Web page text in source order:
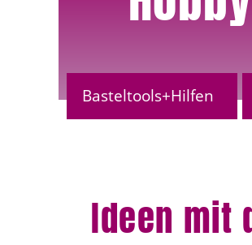
Basteltools+Hilfen
Ideen mit